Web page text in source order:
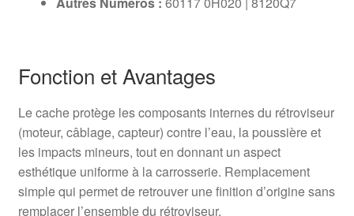
Fonction et Avantages
Le cache protège les composants internes du rétroviseur
(moteur, câblage, capteur) contre l’eau, la poussière et
les impacts mineurs, tout en donnant un aspect
esthétique uniforme à la carrosserie. Remplacement
simple qui permet de retrouver une finition d’origine sans
remplacer l’ensemble du rétroviseur.